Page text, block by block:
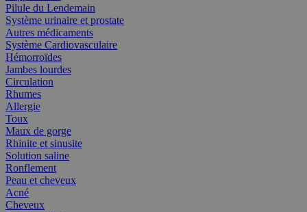
Pilule du Lendemain
Système urinaire et prostate
Autres médicaments
Système Cardiovasculaire
Hémorroïdes
Jambes lourdes
Circulation
Rhumes
Allergie
Toux
Maux de gorge
Rhinite et sinusite
Solution saline
Ronflement
Peau et cheveux
Acné
Cheveux